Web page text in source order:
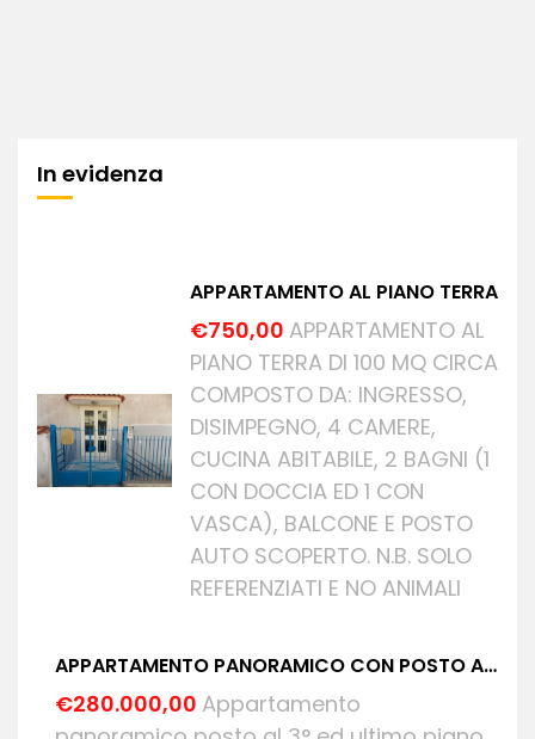
In evidenza
APPARTAMENTO AL PIANO TERRA
€750,00 APPARTAMENTO AL
PIANO TERRA DI 100 MQ CIRCA
COMPOSTO DA: INGRESSO,
DISIMPEGNO, 4 CAMERE,
CUCINA ABITABILE, 2 BAGNI (1
CON DOCCIA ED 1 CON
VASCA), BALCONE E POSTO
AUTO SCOPERTO. N.B. SOLO
REFERENZIATI E NO ANIMALI
APPARTAMENTO PANORAMICO CON POSTO AUTO E LOCALE
€280.000,00 Appartamento